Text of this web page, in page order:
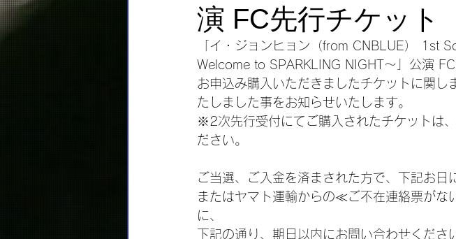
演 FC先行チケット
「イ・ジョンヒョン（from CNBLUE） 1st
Welcome to SPARKLING NIGHT～」公演
お申込み購入いただきましたチケットに関
たしました事をお知らせいたします。
※2次先行受付にてご購入されたチケットは
ださい。
ご当選、ご入金を済まされた方で、下記お
またはヤマト運輸からの≪ご不在連絡票が
に、
下記の通り、期日以内にお問い合わせくださ